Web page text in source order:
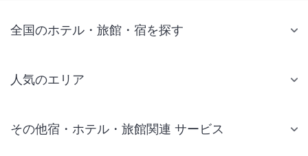
全国のホテル・旅館・宿を探す
人気のエリア
仙台 ホテル
その他宿・ホテル・旅館関連 サービス